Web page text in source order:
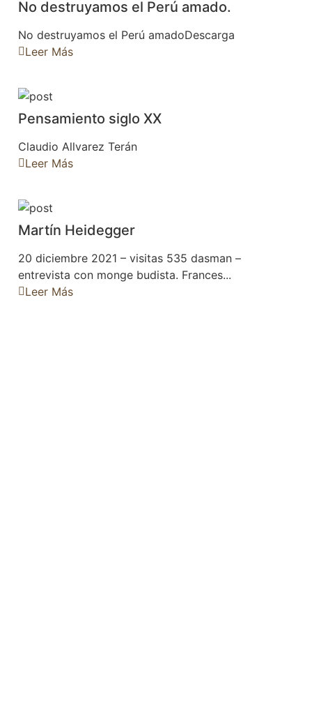
No destruyamos el Perú amado.
No destruyamos el Perú amadoDescarga
Leer Más
Pensamiento siglo XX
Claudio Allvarez Terán
Leer Más
Martín Heidegger
20 diciembre 2021 – visitas 535 dasman –
entrevista con monge budista. Frances...
Leer Más